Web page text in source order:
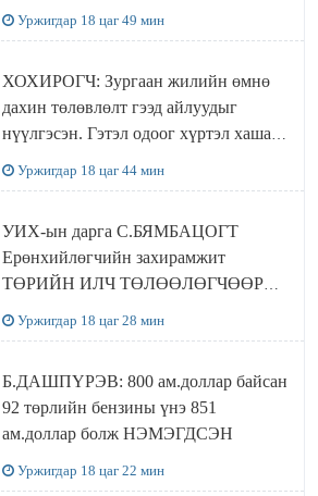
Уржигдар 18 цаг 49 мин
ХОХИРОГЧ: Зургаан жилийн өмнө
дахин төлөвлөлт гээд айлуудыг
нүүлгэсэн. Гэтэл одоог хүртэл хашаа
Уржигдар 18 цаг 44 мин
УИХ-ын дарга С.БЯМБАЦОГТ
Ерөнхийлөгчийн захирамжит
ТӨРИЙН ИЛЧ ТӨЛӨӨЛӨГЧӨӨР
Уржигдар 18 цаг 28 мин
Б.ДАШПҮРЭВ: 800 ам.доллар байсан
92 төрлийн бензины үнэ 851
ам.доллар болж НЭМЭГДСЭН
Уржигдар 18 цаг 22 мин